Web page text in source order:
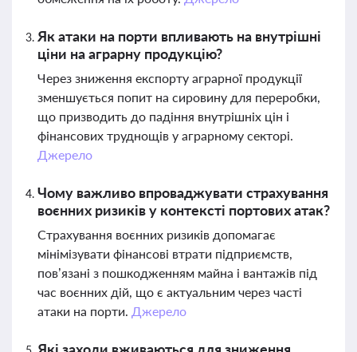
Як атаки на порти впливають на внутрішні
ціни на аграрну продукцію?
Через зниження експорту аграрної продукції
зменшується попит на сировину для переробки,
що призводить до падіння внутрішніх цін і
фінансових труднощів у аграрному секторі.
Джерело
Чому важливо впроваджувати страхування
воєнних ризиків у контексті портових атак?
Страхування воєнних ризиків допомагає
мінімізувати фінансові втрати підприємств,
пов’язані з пошкодженням майна і вантажів під
час воєнних дій, що є актуальним через часті
атаки на порти. Джерело